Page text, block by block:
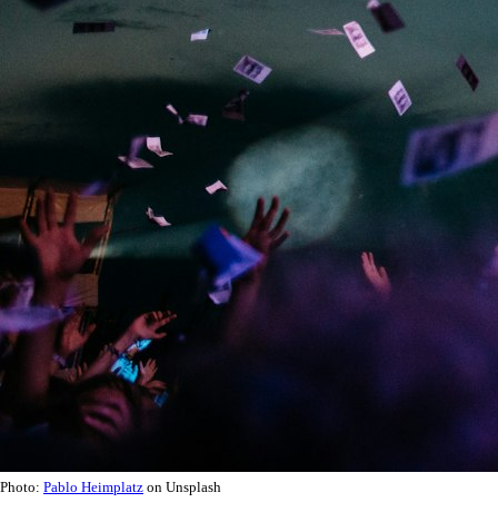
Photo: Pablo Heimplatz on Unsplash